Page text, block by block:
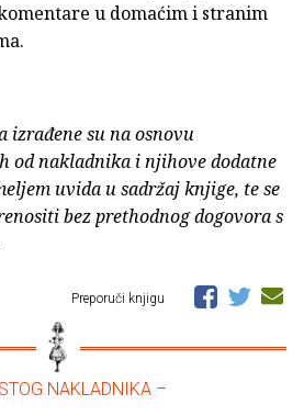
u domaćim i stranim
izrađene su na osnovu
od nakladnika i njihove dodatne
uvida u sadržaj knjige, te se
bez prethodnog dogovora s
Preporuči knjigu
NAKLADNIKA –